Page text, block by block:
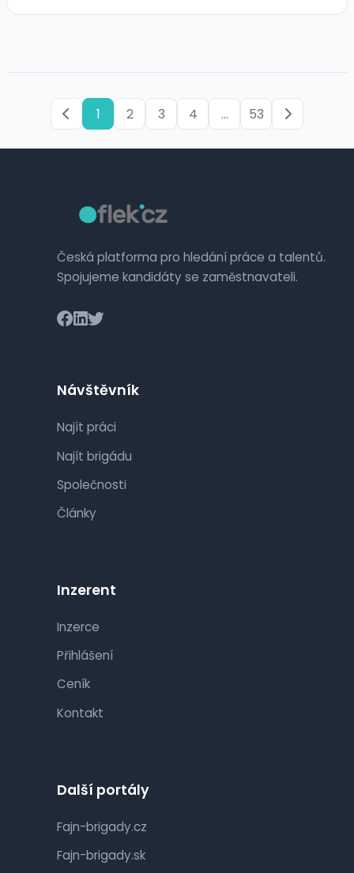
1 2 3 4 ... 53
Česká platforma pro hledání práce a talentů.
Spojujeme kandidáty se zaměstnavateli.
Návštěvník
Najít práci
Najít brigádu
Společnosti
Články
Inzerent
Inzerce
Přihlášení
Ceník
Kontakt
Další portály
Fajn-brigady.cz
Fajn-brigady.sk